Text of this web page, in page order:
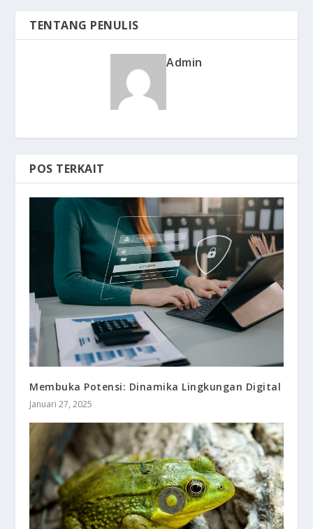
TENTANG PENULIS
Admin
POS TERKAIT
Membuka Potensi: Dinamika Lingkungan Digital
Januari 27, 2025